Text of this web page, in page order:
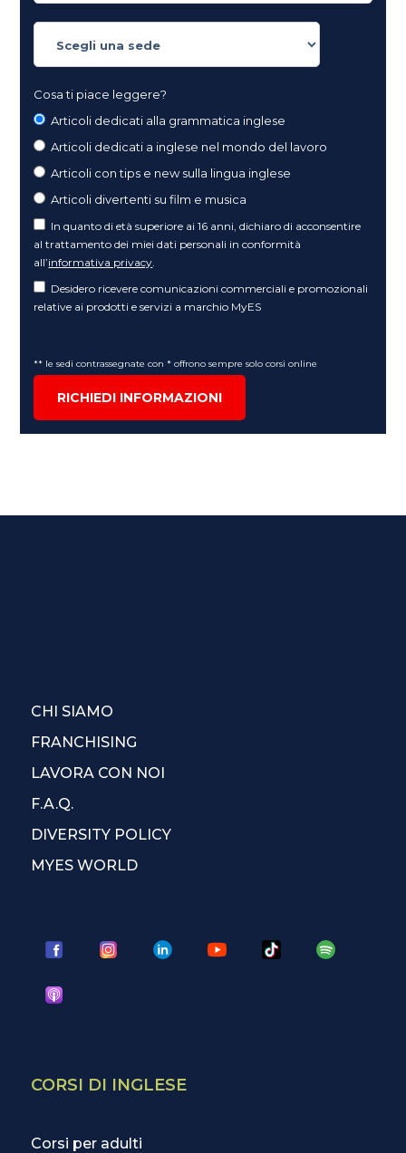
Cosa ti piace leggere?
Articoli dedicati alla grammatica inglese
Articoli dedicati a inglese nel mondo del lavoro
Articoli con tips e new sulla lingua inglese
Articoli divertenti su film e musica
In quanto di età superiore ai 16 anni, dichiaro di acconsentire
al trattamento dei miei dati personali in conformità
all’informativa privacy.
Desidero ricevere comunicazioni commerciali e promozionali
relative ai prodotti e servizi a marchio MyES
** le sedi contrassegnate con * offrono sempre solo corsi online
RICHIEDI INFORMAZIONI
CHI SIAMO
FRANCHISING
LAVORA CON NOI
F.A.Q.
DIVERSITY POLICY
MYES WORLD
CORSI DI INGLESE
Corsi per adulti